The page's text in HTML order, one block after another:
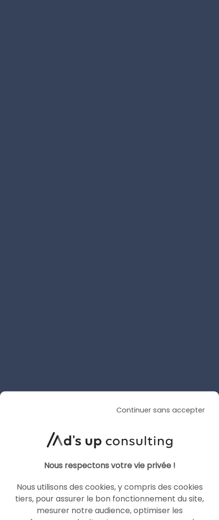
français
LIRE L'ARTICLE
SEA GOOGLE ADS
Continuer sans accepter
Nous respectons votre vie privée !
Nous utilisons des cookies, y compris des cookies
tiers, pour assurer le bon fonctionnement du site,
mesurer notre audience, optimiser les